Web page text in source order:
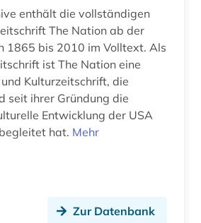
katholische zeitung (1)
enthält die vollständigen
The Nation ab der
1865 bis 2010 im Volltext. Als
ist The Nation eine
Kulturzeitschrift, die
seit ihrer Gründung die
Entwicklung der USA
hat. Mehr
Zur Datenbank